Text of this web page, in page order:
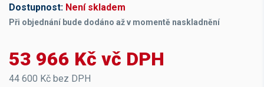
Dostupnost: Není skladem
Při objednání bude dodáno až v momentě naskladnění
53 966 Kč vč DPH
44 600 Kč bez DPH